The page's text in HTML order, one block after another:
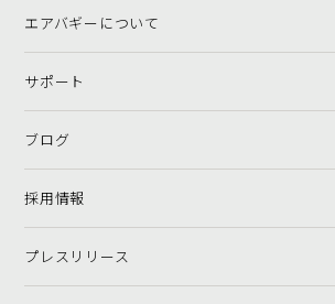
エアバギーについて
サポート
ブログ
採用情報
プレスリリース